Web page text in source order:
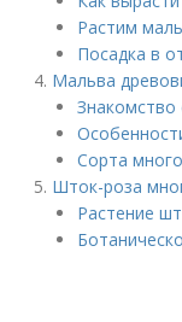
Растим
Посадка в
Мальва
Знакомство
Сорта
Шток-роза
Растение